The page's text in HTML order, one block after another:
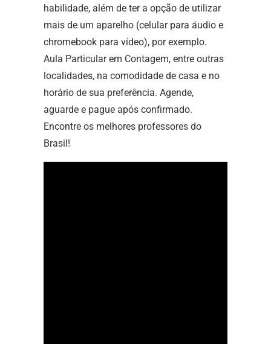
habilidade, além de ter a opção de utilizar
mais de um aparelho (celular para áudio e
chromebook para vídeo), por exemplo.
Aula Particular em Contagem, entre outras
localidades, na comodidade de casa e no
horário de sua preferência. Agende,
aguarde e pague após confirmado.
Encontre os melhores professores do
Brasil!